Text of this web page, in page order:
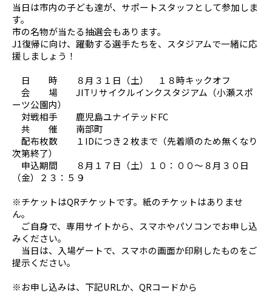
当日は市内の子ども達が、サポートスタッフとして参加しま
す。
市の名物が当たる抽選会もあります。
J1復帰に向け、躍動する選手たちを、スタジアムで一緒に応
援しましょう！
日 時 ８月３１日（土） １８時キックオフ
会 場 JITリサイクルインクスタジアム（小瀬スポ
ーツ公園内）
対戦相手 鹿児島ユナイテッドFC
共 催 南部町
配布枚数 １IDにつき２枚まで（先着順のため無くなり
次第終了）
申込期間 ８月１７日（土）１０：００～８月３０日
（金）２３：５９
※チケットはQRチケットです。紙のチケットはありませ
ん。
ご自身で、専用サイトから、スマホやパソコンでお申し込
みください。
当日は、入場ゲートで、スマホの画面か印刷したものをご
提示ください。
※お申し込みは、下記URLか、QRコードから